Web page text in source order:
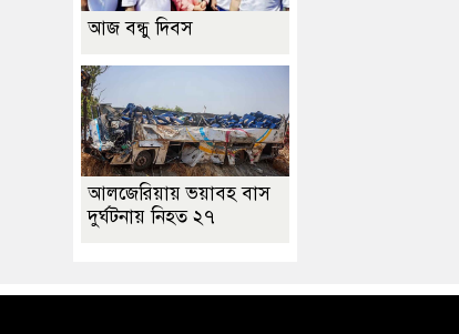
আজ বন্ধু দিবস
আলজেরিয়ায় ভয়াবহ বাস
দুর্ঘটনায় নিহত ২৭